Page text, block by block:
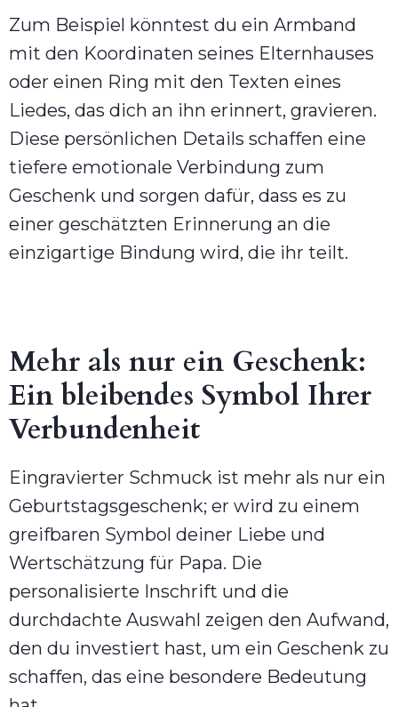
Zum Beispiel könntest du ein Armband
mit den Koordinaten seines Elternhauses
oder einen Ring mit den Texten eines
Liedes, das dich an ihn erinnert, gravieren.
Diese persönlichen Details schaffen eine
tiefere emotionale Verbindung zum
Geschenk und sorgen dafür, dass es zu
einer geschätzten Erinnerung an die
einzigartige Bindung wird, die ihr teilt.
Mehr als nur ein Geschenk:
Ein bleibendes Symbol Ihrer
Verbundenheit
Eingravierter Schmuck ist mehr als nur ein
Geburtstagsgeschenk; er wird zu einem
greifbaren Symbol deiner Liebe und
Wertschätzung für Papa. Die
personalisierte Inschrift und die
durchdachte Auswahl zeigen den Aufwand,
den du investiert hast, um ein Geschenk zu
schaffen, das eine besondere Bedeutung